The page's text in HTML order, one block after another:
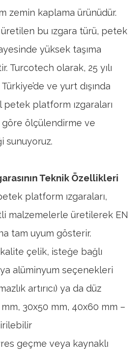
zemin kaplama ürünüdür.
bu ızgara türü, petek
yüksek taşıma
Turcotech olarak, 25 yılı
ve yurt dışında
petek platform ızgaraları
ölçülendirme ve
sunuyoruz.
Teknik Özellikleri
platform ızgaraları,
malzemelerle üretilerek EN
tam uyum gösterir.
kalite çelik, isteğe bağlı
alüminyum seçenekleri
artırıcı) ya da düz
mm, 30x50 mm, 40x60 mm –
geçme veya kaynaklı